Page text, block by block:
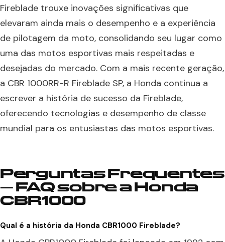
Fireblade trouxe inovações significativas que
elevaram ainda mais o desempenho e a experiência
de pilotagem da moto, consolidando seu lugar como
uma das motos esportivas mais respeitadas e
desejadas do mercado. Com a mais recente geração,
a CBR 1000RR-R Fireblade SP, a Honda continua a
escrever a história de sucesso da Fireblade,
oferecendo tecnologias e desempenho de classe
mundial para os entusiastas das motos esportivas.
Perguntas Frequentes
– FAQ sobre a Honda
CBR1000
Qual é a história da Honda CBR1000 Fireblade?